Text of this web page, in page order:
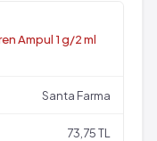
Ampul 1 g/2 ml
Santa Farma
73,75 TL